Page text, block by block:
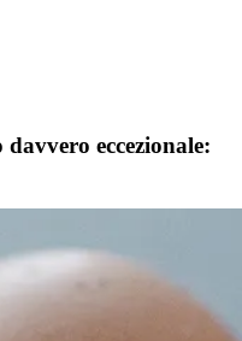
eccezionale: